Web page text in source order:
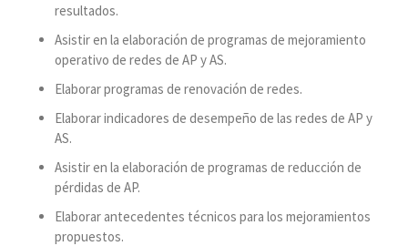
resultados.
Asistir en la elaboración de programas de mejoramiento
operativo de redes de AP y AS.
Elaborar programas de renovación de redes.
Elaborar indicadores de desempeño de las redes de AP y
AS.
Asistir en la elaboración de programas de reducción de
pérdidas de AP.
Elaborar antecedentes técnicos para los mejoramientos
propuestos.